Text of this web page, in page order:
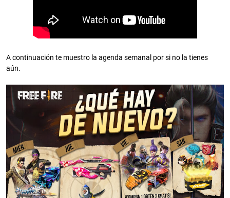
A continuación te muestro la agenda semanal por si no la tienes
aún.